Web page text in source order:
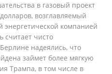
в газовый проект
возглавляемый
энергетической компанией
считает чисто
надеялись, что
займет более мягкую
Трампа, в том числе в